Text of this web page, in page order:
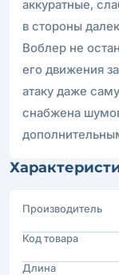
аккуратные,
в стороны
Воблер не
его движения
атаку даже
снабжена
Производитель
Код товара
Длина